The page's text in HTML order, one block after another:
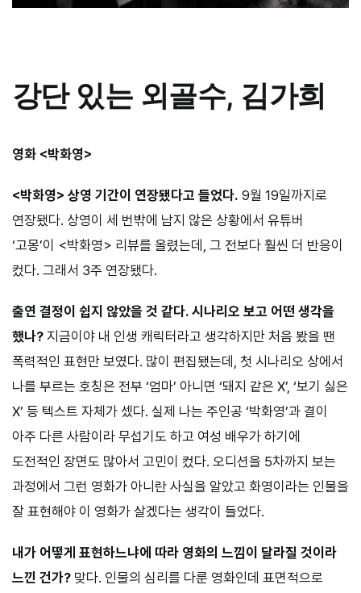
강단 있는 외골수, 김가희
영화 <박화영>
<박화영> 상영 기간이 연장됐다고 들었다. 9월 19일까지로
연장됐다. 상영이 세 번밖에 남지 않은 상황에서 유튜버
‘고몽’이 <박화영> 리뷰를 올렸는데, 그 전보다 훨씬 더 반응이
컸다. 그래서 3주 연장됐다.
출연 결정이 쉽지 않았을 것 같다. 시나리오 보고 어떤 생각을
했나? 지금이야 내 인생 캐릭터라고 생각하지만 처음 봤을 땐
폭력적인 표현만 보였다. 많이 편집됐는데, 첫 시나리오 상에서
나를 부르는 호칭은 전부 ‘엄마’ 아니면 ‘돼지 같은 X’, ‘보기 싫은
X’ 등 텍스트 자체가 셌다. 실제 나는 주인공 ‘박화영’과 결이
아주 다른 사람이라 무섭기도 하고 여성 배우가 하기에
도전적인 장면도 많아서 고민이 컸다. 오디션을 5차까지 보는
과정에서 그런 영화가 아니란 사실을 알았고 화영이라는 인물을
잘 표현해야 이 영화가 살겠다는 생각이 들었다.
내가 어떻게 표현하느냐에 따라 영화의 느낌이 달라질 것이라
느낀 건가? 맞다. 인물의 심리를 다룬 영화인데 표면적으로